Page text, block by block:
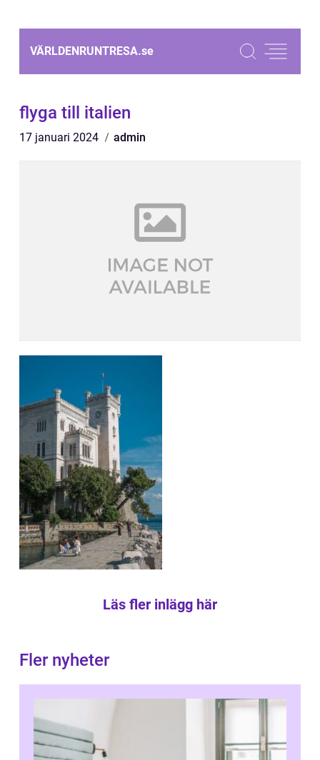
VÄRLDENRUNTRESA.se
flyga till italien
17 januari 2024 admin
Läs fler inlägg här
Fler nyheter